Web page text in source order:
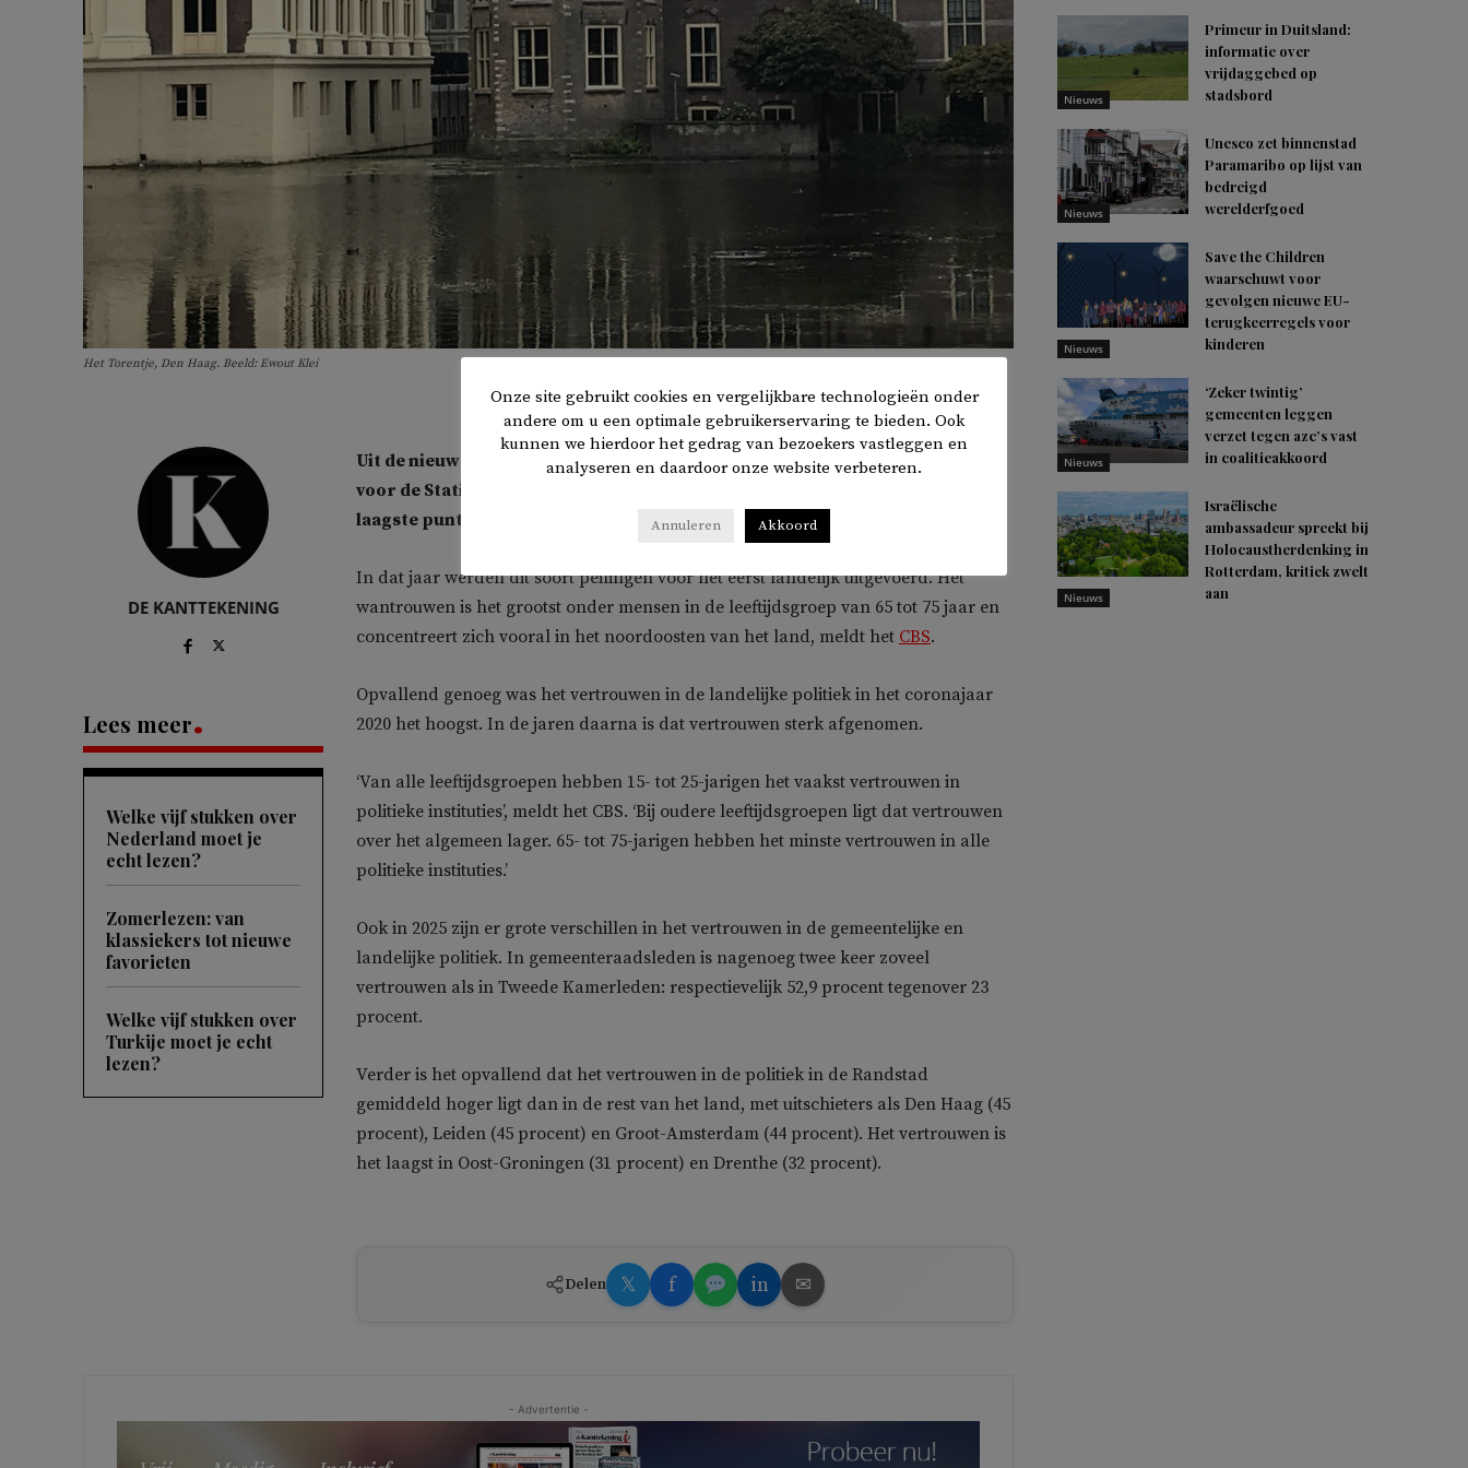
Het Torentje, Den Haag. Beeld: Ewout Klei
DE KANTTEKENING
Lees meer
Welke vijf stukken over
Nederland moet je
echt lezen?
Zomerlezen: van
klassiekers tot nieuwe
favorieten
Welke vijf stukken over
Turkije moet je echt
lezen?
Uit de nieuwe enquête Sociale samenhang en welzijnvan het Centraal Bureau
voor de Statistiek (CBS) blijkt dat het vertrouwen in de landelijke politiek het
laagste punt heeft bereikt sinds 2012.
In dat jaar werden dit soort peilingen voor het eerst landelijk uitgevoerd. Het
wantrouwen is het grootst onder mensen in de leeftijdsgroep van 65 tot 75 jaar en
concentreert zich vooral in het noordoosten van het land, meldt het CBS.
Opvallend genoeg was het vertrouwen in de landelijke politiek in het coronajaar
2020 het hoogst. In de jaren daarna is dat vertrouwen sterk afgenomen.
‘Van alle leeftijdsgroepen hebben 15- tot 25-jarigen het vaakst vertrouwen in
politieke instituties’, meldt het CBS. ‘Bij oudere leeftijdsgroepen ligt dat vertrouwen
over het algemeen lager. 65- tot 75-jarigen hebben het minste vertrouwen in alle
politieke instituties.’
Ook in 2025 zijn er grote verschillen in het vertrouwen in de gemeentelijke en
landelijke politiek. In gemeenteraadsleden is nagenoeg twee keer zoveel
vertrouwen als in Tweede Kamerleden: respectievelijk 52,9 procent tegenover 23
procent.
Verder is het opvallend dat het vertrouwen in de politiek in de Randstad
gemiddeld hoger ligt dan in de rest van het land, met uitschieters als Den Haag (45
procent), Leiden (45 procent) en Groot-Amsterdam (44 procent). Het vertrouwen is
het laagst in Oost-Groningen (31 procent) en Drenthe (32 procent).
Delen 𝕏 f in ✉
- Advertentie -
Nieuws
Primeur in Duitsland:
informatie over
vrijdaggebed op
stadsbord
Nieuws
Unesco zet binnenstad
Paramaribo op lijst van
bedreigd
werelderfgoed
Nieuws
Save the Children
waarschuwt voor
gevolgen nieuwe EU-
terugkeerregels voor
kinderen
Nieuws
‘Zeker twintig’
gemeenten leggen
verzet tegen azc’s vast
in coalitieakkoord
Nieuws
Israëlische
ambassadeur spreekt bij
Holocaustherdenking in
Rotterdam, kritiek zwelt
aan
Onze site gebruikt cookies en vergelijkbare technologieën onder
andere om u een optimale gebruikerservaring te bieden. Ook
kunnen we hierdoor het gedrag van bezoekers vastleggen en
analyseren en daardoor onze website verbeteren.
Annuleren Akkoord